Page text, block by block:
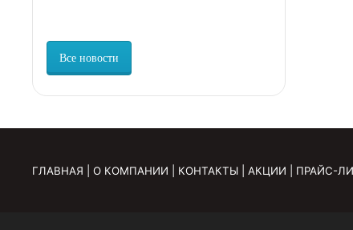
Все новости
ГЛАВНАЯ О КОМПАНИИ КОНТАКТЫ АКЦИИ ПРАЙС-